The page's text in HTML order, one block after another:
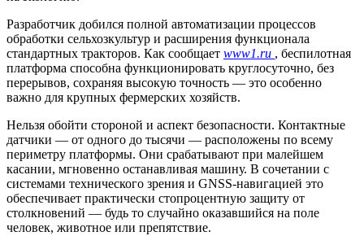
Разработчик добился полной автоматизации процессов
обработки сельхозкультур и расширения функционала
стандартных тракторов. Как сообщает www1.ru , беспилотная
платформа способна функционировать круглосуточно, без
перерывов, сохраняя высокую точность — это особенно
важно для крупных фермерских хозяйств.
Нельзя обойти стороной и аспект безопасности. Контактные
датчики — от одного до тысячи — расположены по всему
периметру платформы. Они срабатывают при малейшем
касании, мгновенно останавливая машину. В сочетании с
системами технического зрения и GNSS-навигацией это
обеспечивает практически стопроцентную защиту от
столкновений — будь то случайно оказавшийся на поле
человек, животное или препятствие.